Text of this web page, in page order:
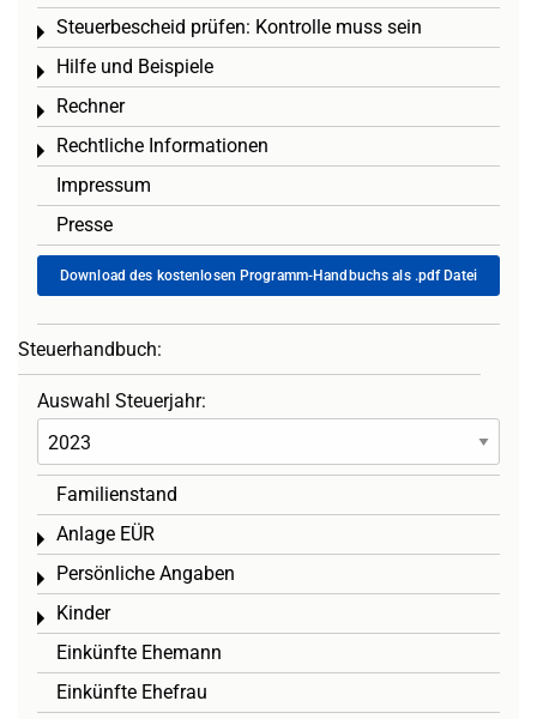
Steuerbescheid prüfen: Kontrolle muss sein
Toggle menu
Hilfe und Beispiele
Toggle menu
Rechner
Toggle menu
Rechtliche Informationen
Toggle menu
Impressum
Presse
Download des kostenlosen Programm-Handbuchs als .pdf Datei
Steuerhandbuch:
Auswahl Steuerjahr:
Familienstand
Anlage EÜR
Toggle menu
Persönliche Angaben
Toggle menu
Kinder
Toggle menu
Einkünfte Ehemann
Einkünfte Ehefrau